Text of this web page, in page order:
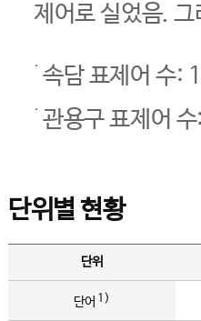
제어로 실었음.
속담 표제어 수:
관용구 표제어
단위별 현황
단위
단어 1)